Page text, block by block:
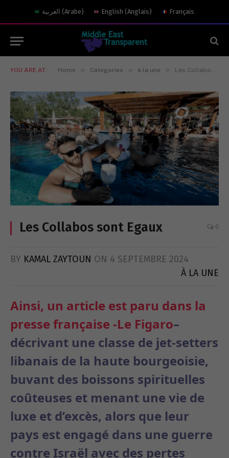
العربية (Arabe) English (Anglais) Français
YOU ARE AT: Home » Categories » à la une » Les Collabos sont Egaux
Les Collabos sont Egaux 0
BY KAMAL ZAYTOUN ON 4 SEPTEMBRE 2024
À LA UNE
Ainsi, un article est paru dans la
presse française -Le Figaro–
décrivant une classe de jet-setters
libanais de la haute bourgeoisie,
buvant des boissons spirituelles
coûteuses et menant une vie de
luxe et d’excès, alors que leur
pays est engagé dans une guerre
contre Israël avec des pertes